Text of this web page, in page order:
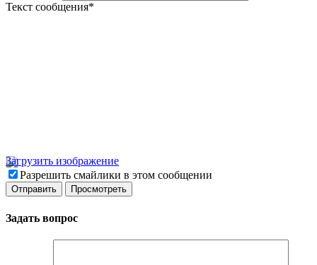
Текст сообщения*
Загрузить изображение
Разрешить смайлики в этом сообщении
Задать вопрос